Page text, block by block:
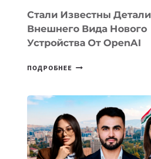
Стали Известны Детали
Внешнего Вида Нового
Устройства От OpenAI
ПОДРОБНЕЕ СТАЛИ
ВНЕШНЕГО
ВИДА
НОВОГО
УСТРОЙСТВА
ОТ